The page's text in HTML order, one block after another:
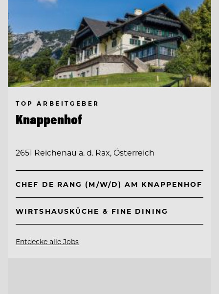
TOP ARBEITGEBER
Knappenhof
2651 Reichenau a. d. Rax, Österreich
CHEF DE RANG (M/W/D) AM KNAPPENHOF
WIRTSHAUSKÜCHE & FINE DINING
Entdecke alle Jobs